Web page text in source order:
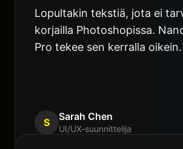
Lopultakin tekstiä, jota ei
korjailla Photoshopissa.
Pro tekee sen kerralla oikein.
S Sarah Chen
UI/UX-suunnittelija